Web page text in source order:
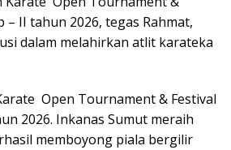
– II tahun 2026, tegas Rahmat,
dalam melahirkan atlit karateka
Open Tournament & Festival
2026. Inkanas Sumut meraih
memboyong piala bergilir